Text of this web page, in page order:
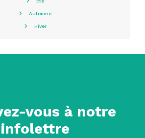
Automne
Hiver
vous à notre
infolettre